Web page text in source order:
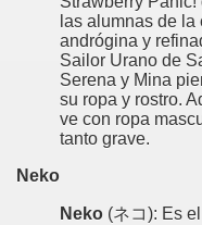
las alumnas de
andrógina y
Sailor Urano de
Serena y Mina
su ropa y rostro.
ve con ropa
tanto grave.
Neko
Neko (ネコ): Es